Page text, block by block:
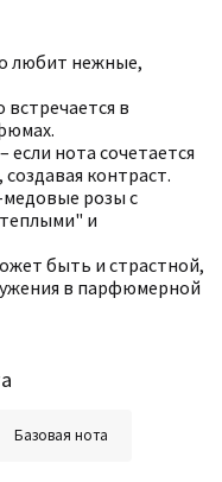
любит нежные,
встречается в
– если нота сочетается
контраст.
розы с
и
быть и страстной,
в парфюмерной
Базовая нота